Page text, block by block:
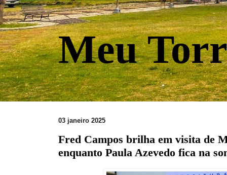
Meu
03 janeiro 2025
Fred Campos brilha em visita de
enquanto Paula Azevedo fica na